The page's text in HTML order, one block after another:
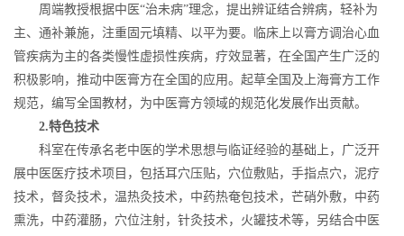
周端教授根据中医“治未病”理念，提出辨证结合辨病，轻补为
主、通补兼施，注重固元填精、以平为要。临床上以膏方调治心血
管疾病为主的各类慢性虚损性疾病，疗效显著，在全国产生广泛的
积极影响，推动中医膏方在全国的应用。起草全国及上海膏方工作
规范，编写全国教材，为中医膏方领域的规范化发展作出贡献。
2.特色技术
科室在传承名老中医的学术思想与临证经验的基础上，广泛开
展中医医疗技术项目，包括耳穴压贴，穴位敷贴，手指点穴，泥疗
技术，督灸技术，温热灸技术，中药热奄包技术，芒硝外敷，中药
熏洗，中药灌肠，穴位注射，针灸技术，火罐技术等，另结合中医